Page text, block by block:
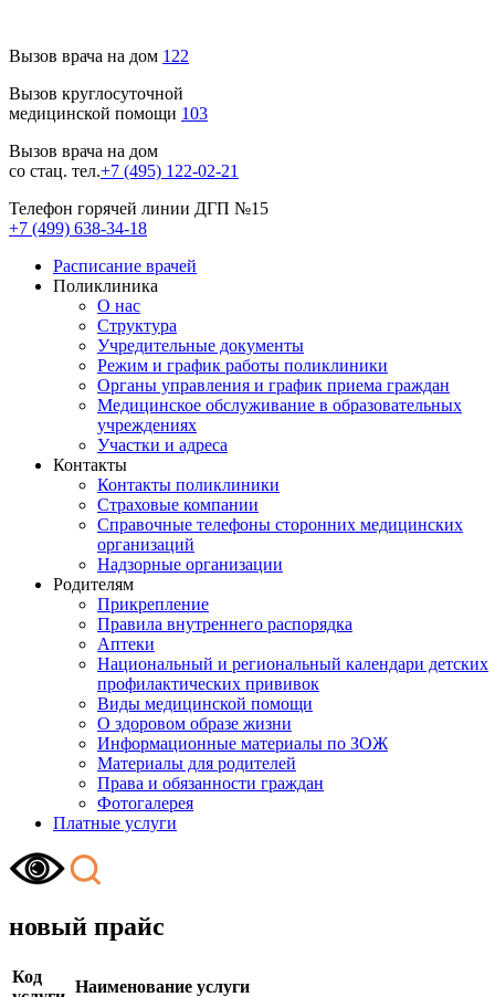
Вызов врача на дом 122
Вызов круглосуточной
медицинской помощи 103
Вызов врача на дом
со стац. тел.+7 (495) 122-02-21
Телефон горячей линии ДГП №15
+7 (499) 638-34-18
Расписание врачей
Поликлиника
О нас
Структура
Учредительные документы
Режим и график работы поликлиники
Органы управления и график приема граждан
Медицинское обслуживание в образовательных
учреждениях
Участки и адреса
Контакты
Контакты поликлиники
Страховые компании
Справочные телефоны сторонних медицинских
организаций
Надзорные организации
Родителям
Прикрепление
Правила внутреннего распорядка
Аптеки
Национальный и региональный календари детских
профилактических прививок
Виды медицинской помощи
О здоровом образе жизни
Информационные материалы по ЗОЖ
Материалы для родителей
Права и обязанности граждан
Фотогалерея
Платные услуги
новый прайс
Код
Наименование услуги